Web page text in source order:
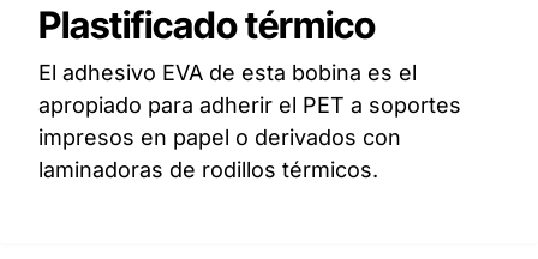
Plastificado térmico
El adhesivo EVA de esta bobina es el
apropiado para adherir el PET a soportes
impresos en papel o derivados con
laminadoras de rodillos térmicos.